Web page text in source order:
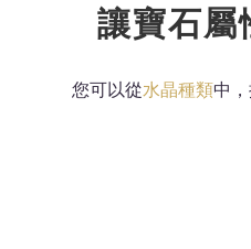
讓寶石屬
您可以從水晶種類中